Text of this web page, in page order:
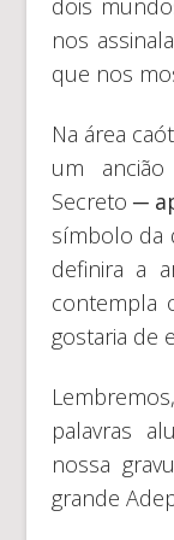
dois
nos
que nos
Na área
um
Secreto ─
símbolo da
definira a
contempla
gostaria de
palavras
nossa
grande